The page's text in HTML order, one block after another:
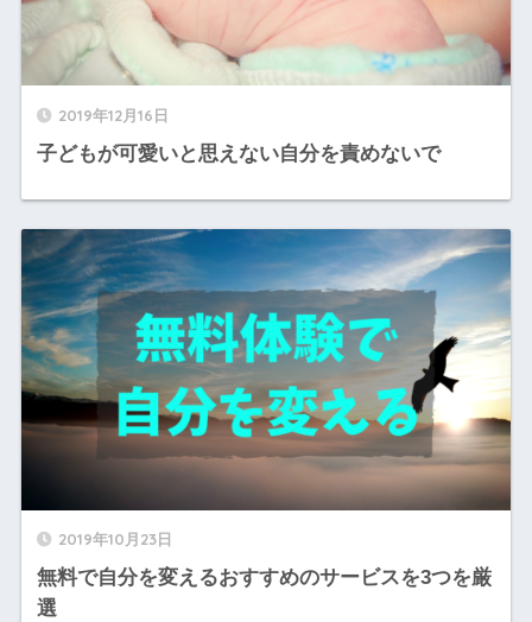
2019年12月16日
子どもが可愛いと思えない自分を責めないで
2019年10月23日
無料で自分を変えるおすすめのサービスを3つを厳
選